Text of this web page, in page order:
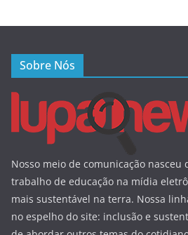
Sobre Nós
Nosso meio de comunicação nasceu
trabalho de educação na mídia
mais sustentável na terra. Nossa
no espelho do site: inclusão e